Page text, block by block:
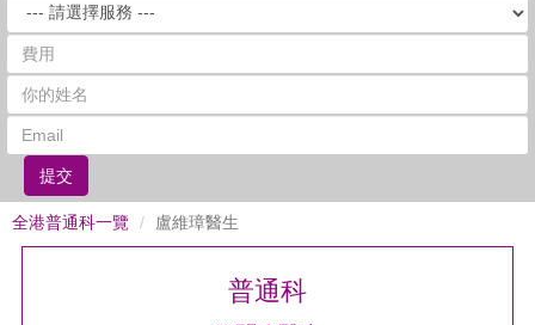
提交
全港普通科一覽 盧維璋醫生
普通科